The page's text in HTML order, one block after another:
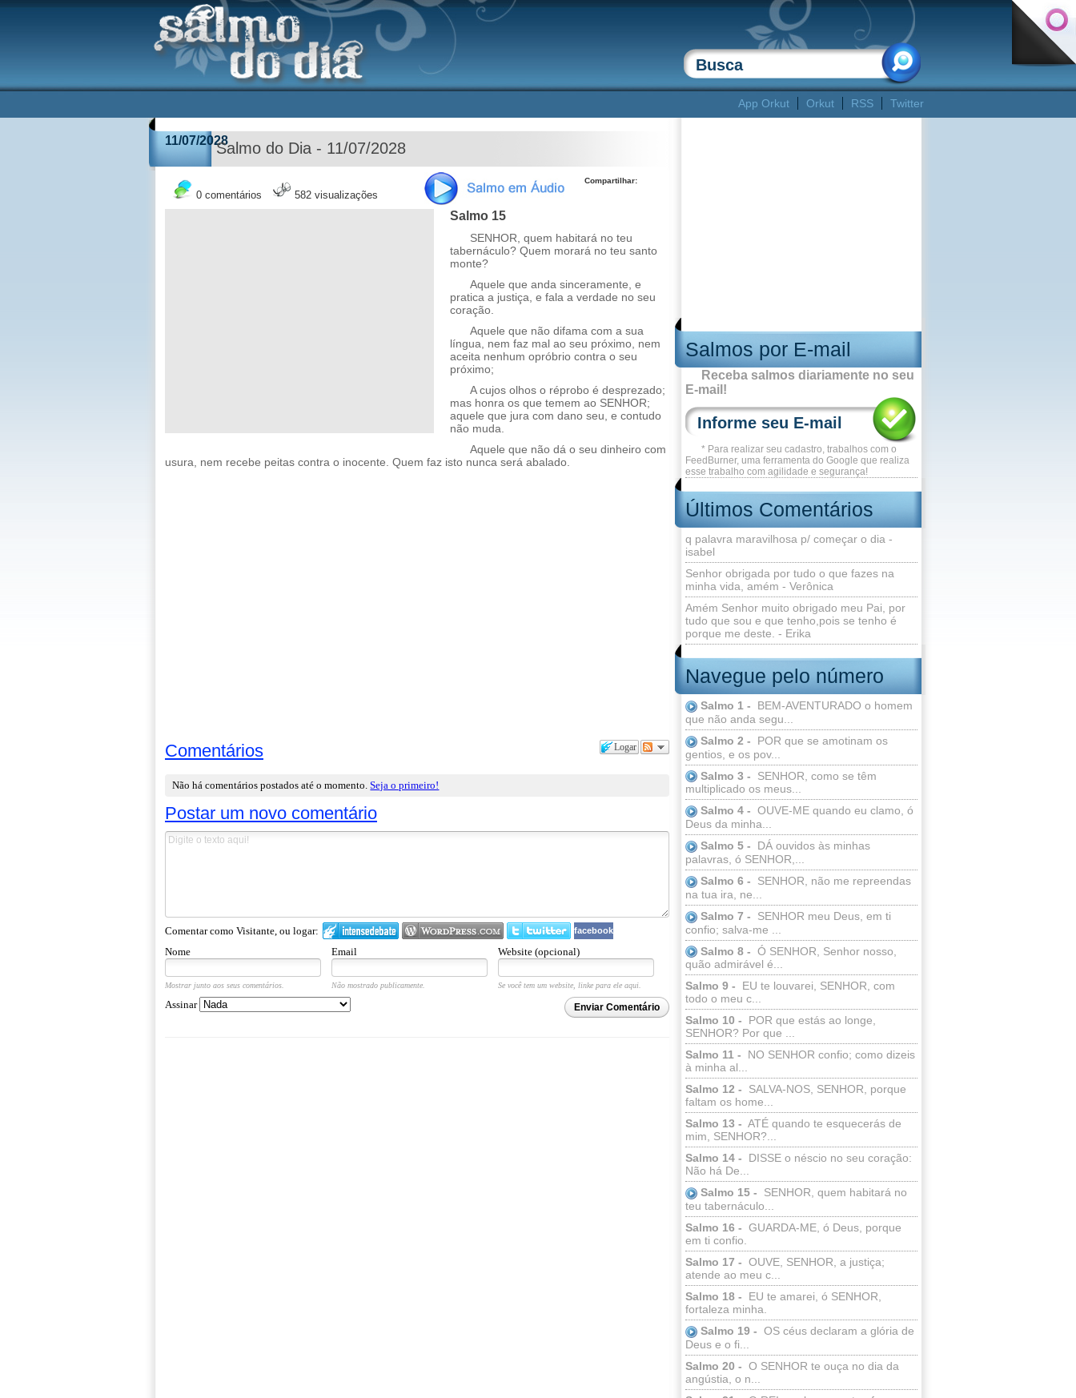
App Orkut Orkut RSS Twitter
Salmos por E-mail
Receba salmos diariamente no seu
E-mail!
* Para realizar seu cadastro, trabalhos com o
FeedBurner, uma ferramenta do Google que realiza
esse trabalho com agilidade e segurança!
Últimos Comentários
q palavra maravilhosa p/ começar o dia -
isabel
Senhor obrigada por tudo o que fazes na
minha vida, amém - Verônica
Amém Senhor muito obrigado meu Pai, por
tudo que sou e que tenho,pois se tenho é
porque me deste. - Erika
Navegue pelo número
Salmo 1 -
BEM-AVENTURADO o homem
que não anda segu...
Salmo 2 -
POR que se amotinam os
gentios, e os pov...
Salmo 3 -
SENHOR, como se têm
multiplicado os meus...
Salmo 4 - OUVE-ME quando eu clamo, ó
Deus da minha...
Salmo 5 -
DÁ ouvidos às minhas
palavras, ó SENHOR,...
Salmo 6 -
SENHOR, não me repreendas
na tua ira, ne...
Salmo 7 -
SENHOR meu Deus, em ti
confio; salva-me ...
Salmo 8 - Ó SENHOR, Senhor nosso,
quão admirável é...
Salmo 9 -
EU te louvarei, SENHOR, com
todo o meu c...
Salmo 10 -
POR que estás ao longe,
SENHOR? Por que ...
Salmo 11 -
NO SENHOR confio; como dizeis
à minha al...
Salmo 12 -
SALVA-NOS, SENHOR, porque
faltam os home...
Salmo 13 - ATÉ quando te esquecerás de
mim, SENHOR?...
Salmo 14 -
DISSE o néscio no seu coração:
Não há De...
Salmo 15 -
SENHOR, quem habitará no
teu tabernáculo...
Salmo 16 - GUARDA-ME, ó Deus, porque
em ti confio.
Salmo 17 - OUVE, SENHOR, a justiça;
atende ao meu c...
Salmo 18 -
EU te amarei, ó SENHOR,
fortaleza minha.
Salmo 19 - OS céus declaram a glória de
Deus e o fi...
Salmo 20 - O SENHOR te ouça no dia da
angústia, o n...
11/07/2028Salmo do Dia - 11/07/2028
0 comentários 582 visualizações
Compartilhar:
Salmo 15
SENHOR, quem habitará no teu
tabernáculo? Quem morará no teu santo
monte?
Aquele que anda sinceramente, e
pratica a justiça, e fala a verdade no seu
coração.
Aquele que não difama com a sua
língua, nem faz mal ao seu próximo, nem
aceita nenhum opróbrio contra o seu
próximo;
A cujos olhos o réprobo é desprezado;
mas honra os que temem ao SENHOR;
aquele que jura com dano seu, e contudo
não muda.
Aquele que não dá o seu dinheiro com
usura, nem recebe peitas contra o inocente. Quem faz isto nunca será abalado.
Logar
Comentários
Não há comentários postados até o momento.Seja o primeiro!
Postar um novo comentário
Comentar como Visitante, ou logar: facebook
Nome Email Website (opcional)
Mostrar junto aos seus comentários. Não mostrado publicamente. Se você tem um website, linke para ele aqui.
Enviar Comentário
Assinar